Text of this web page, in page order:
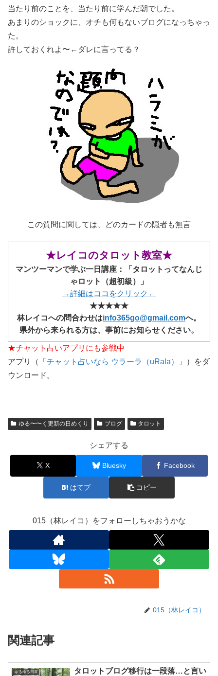
当たり前のことを、当たり前に学んだ朝でした。
あまりのショックに、オチも何もないブログになっちゃっ
た。
許しておくれよ〜←ダレに言ってる？
この質問に関しては、どのカードの隠者も無言
★レイコのタロット教室★
マンツーマンで学ぶ一日講座：「タロットってなんじ
ゃロット（超初級）」
→詳細はココをクリック←
★★★★★
林レイコへの問合わせはinfo365go@gmail.comへ。
県外から来られる方は、事前にお知らせください。
★チャット占いアプリにも参戦中
アプリ（「 チャット占いなら ウラーラ（uRala）
」）をダ
ウンロード。
ゆる〜〜く更新の日めくり ブログ タロット
シェアする
X Bluesky Facebook
はてブ コピー
015（林レイコ）をフォローしちゃおうかな
015（林レイコ）
関連記事
ゆるゆる日常
タロットブログ移行は一段落…と言い